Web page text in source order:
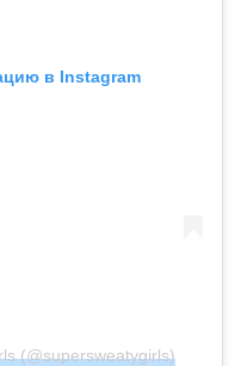
в Instagram
(@supersweatygirls)